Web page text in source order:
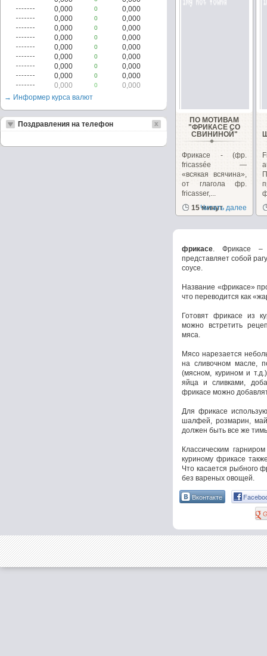
ПО МОТИВАМ
"ФРИКАСЕ СО
СВИНИНОЙ"
Фрикасе - (фр.
fricassée —
«всякая всячина»,
от глагола фр.
fricasser,...
15 минут
Читать далее
фрикасе. Фрикасе –
представляет собой
соусе.
Название «фрикасе»
что переводится как
Готовят фрикасе из
можно встретить
мяса.
Мясо нарезается
на сливочном масле,
(мясном, курином и
яйца и сливками,
фрикасе можно
Для фрикасе
шалфей, розмарин,
должен быть все же
Классическим
куриному фрикасе
Что касается рыбного
без вареных овощей.
Вконтакте
0,000
0
0,000
0,000
0
0,000
0,000
0
0,000
0,000
0
0,000
0,000
0
0,000
0,000
0
0,000
0,000
0
0,000
0,000
0
0,000
0,000
0
0,000
→ Информер курса валют
Поздравления на телефон